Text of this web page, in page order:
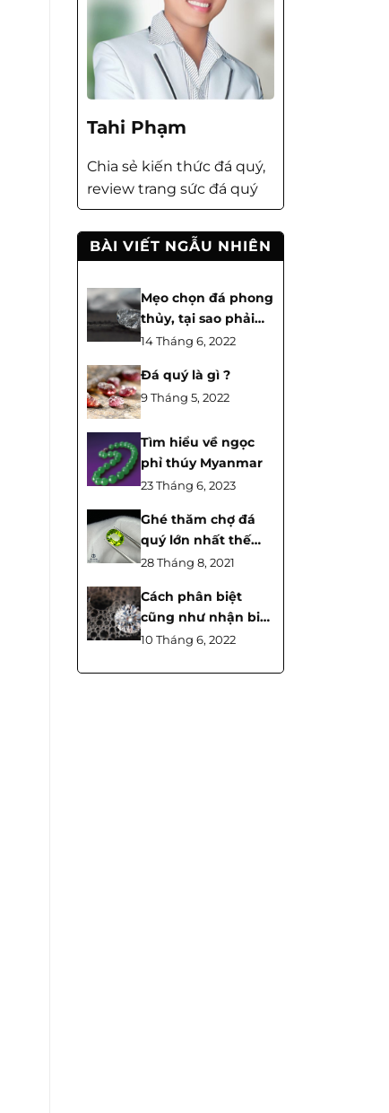
Tahi Phạm
Chia sẻ kiến thức đá quý,
review trang sức đá quý
BÀI VIẾT NGẪU NHIÊN
Mẹo chọn đá phong
thủy, tại sao phải
chọn đá phong
14 Tháng 6, 2022
Đá quý là gì ?
9 Tháng 5, 2022
Tìm hiểu về ngọc
phỉ thúy Myanmar
23 Tháng 6, 2023
Ghé thăm chợ đá
quý lớn nhất thế
giới tại Thái lan
Chanthaburi
market gems
28 Tháng 8, 2021
Cách phân biệt
cũng như nhận biết
đá quý thật hay giả
10 Tháng 6, 2022